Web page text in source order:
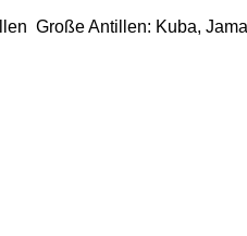
Große Antillen: Kuba,